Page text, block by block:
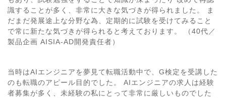
識することが多く、非常に大きな気づきが得られました。 ま
だまだ発展途上な分野な為、定期的に試験を受けてみること
で常に新たな気づきが得られると考えております。 （40代／
製品企画 AISIA-AD開発責任者）
当時はAIエンジニアを夢見て転職活動中で、G検定を受講した
のも転職のアピール目的でした。 AIエンジニアの求人は経験
者募集が多く、未経験の私にとって非常に厳しいものでした